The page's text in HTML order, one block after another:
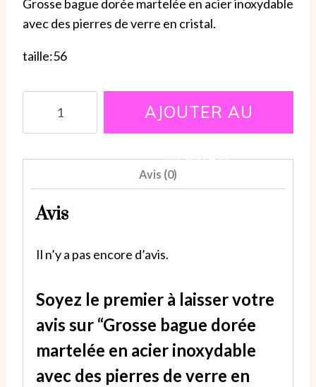
Grosse bague dorée martelée en acier inoxydable
avec des pierres de verre en cristal.
taille:56
bague
en
inoxydable
des
pierres
verre
AJOUTER AU
PANIER
Avis (0)
Avis
Il n’y a pas encore d’avis.
Soyez le premier à laisser votre
avis sur “Grosse bague dorée
martelée en acier inoxydable
avec des pierres de verre en